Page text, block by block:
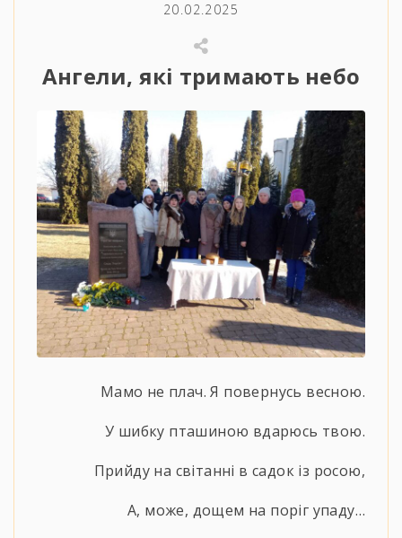
20.02.2025
Ангели, які тримають небо
Мамо не плач. Я повернусь весною.
У шибку пташиною вдарюсь твою.
Прийду на світанні в садок із росою,
А, може, дощем на поріг упаду…